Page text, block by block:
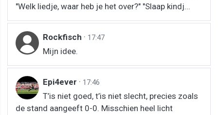
"Welk liedje, waar heb je het over?" "Slaap kindj...
Rockfisch · 17:47
Mijn idee.
Epi4ever · 17:46
T’is niet goed, t’is niet slecht, precies zoals
de stand aangeeft 0-0. Misschien heel licht